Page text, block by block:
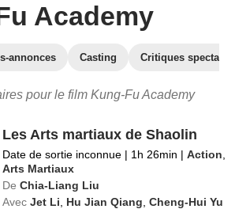
Academy
annonces Casting Critiques
pour le film Kung-Fu Academy
Les Arts martiaux de Shaolin
Date de sortie inconnue | 1h 26min | Action
Arts Martiaux
De Chia-Liang Liu
Avec Jet Li Hu Jian Qiang ,Cheng-Hui Yu